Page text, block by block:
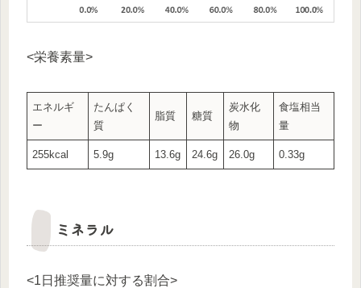
<栄養素量>
エネルギ
ー
たんぱく
質
脂質 糖質
炭水化
物
食塩相当
量
255kcal 5.9g 13.6g 24.6g 26.0g 0.33g
ミネラル
<1日推奨量に対する割合>